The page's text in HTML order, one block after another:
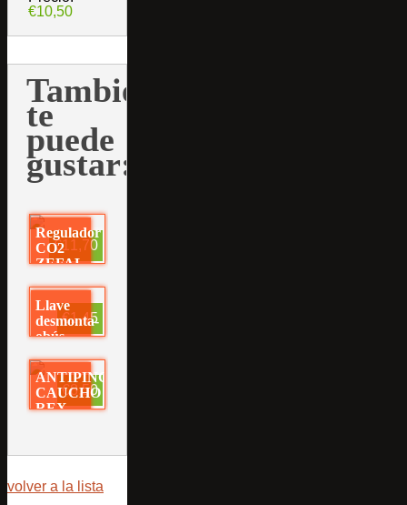
€10,50
También
te
puede
gustar:
Regulador
CO2
ZEFAL
€11,70
Llave
desmonta-
obús
€1,45
ANTIPINCHAZOS
CAUCHO
REX
€8,50
volver a la lista